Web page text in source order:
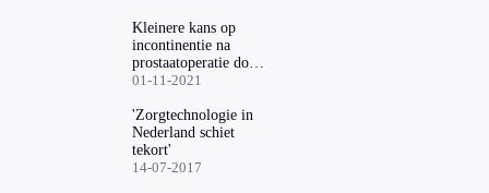
Kleinere kans op
incontinentie na
prostaatoperatie door
nieuwe techniek
01-11-2021
'Zorgtechnologie in
Nederland schiet
tekort'
14-07-2017